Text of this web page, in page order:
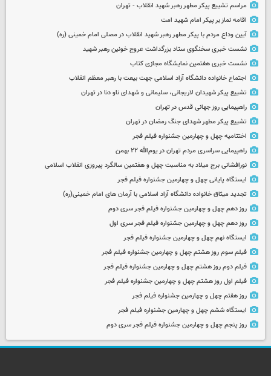
مراسم تشییع پیکر مطهر رهبر شهید انقلاب - تهران
اقامه نماز بر پیکر امام شهید امت
آیین وداع مردم با پیکر مطهر رهبر شهید انقلاب در مصلی امام خمینی (ره)
نشست خبری سخنگوی ستاد بزرگداشت عروج خونین رهبر شهید
نشست خبری هفتمین نمایشگاه مجازی کتاب
اجتماع خانواده دانشگاه آزاد اسلامی جهت بیعت با رهبر معظم انقلاب
تشییع پیکر شهیدان لاریجانی، سلیمانی و شهدای ناو دنا در تهران
راهپیمایی روز جهانی قدس در تهران
تشییع پیکر مطهر شهدای جنگ رمضان در تهران
اختتامیه چهل و چهارمین جشنواره فیلم فجر
راهپیمایی سراسری مردم تهران در یوم‌الله ۲۲ بهمن
نورافشانی برج میلاد به مناسبت چهل‌ و هفتمین سالگرد پیروزی انقلاب اسلامی
ایستگاه پایانی چهل و چهارمین جشنواره فیلم فجر
تجدید میثاق خانواده دانشگاه آزاد اسلامی با آرمان های امام خمینی(ره)
روز دهم چهل و چهارمین جشنواره فیلم فجر سری دوم
روز دهم چهل و چهارمین جشنواره فیلم فجر سری اول
ایستگاه نهم چهل و چهارمین جشنواره فیلم فجر
فیلم سوم روز هشتم چهل و چهارمین جشنواره فیلم فجر
فیلم دوم روز هشتم چهل و چهارمین جشنواره فیلم فجر
فیلم اول روز هشتم چهل و چهارمین جشنواره فیلم فجر
روز هفتم چهل و چهارمین جشنواره فیلم فجر
ایستگاه ششم چهل و چهارمین جشنواره فیلم فجر
روز پنجم چهل و چهارمین جشنواره فیلم فجر سری دوم